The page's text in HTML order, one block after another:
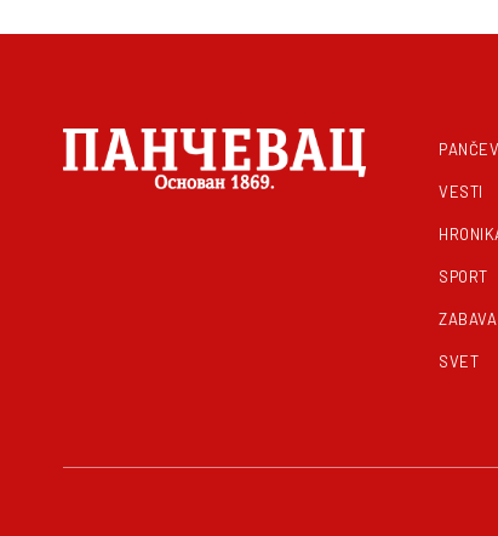
VESTI
SPORT
ZABAVA
SVET